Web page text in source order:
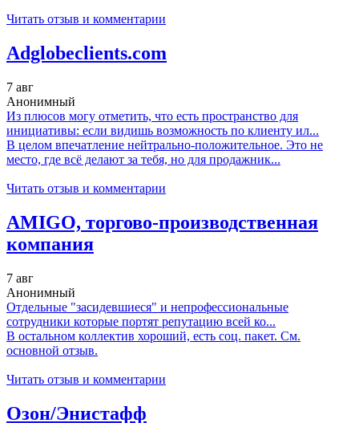
Читать отзыв и комментарии
Adglobeclients.com
7 авг
Анонимный
Из плюсов могу отметить, что есть пространство для
инициативы: если видишь возможность по клиенту ил...
В целом впечатление нейтрально-положительное. Это не
место, где всё делают за тебя, но для продажник...
Читать отзыв и комментарии
AMIGO, торгово-производственная
компания
7 авг
Анонимный
Отдельные "засидевшиеся" и непрофессиональные
сотрудники которые портят репутацию всей ко...
В остальном коллектив хороший, есть соц. пакет. См.
основной отзыв.
Читать отзыв и комментарии
Озон/Энистафф